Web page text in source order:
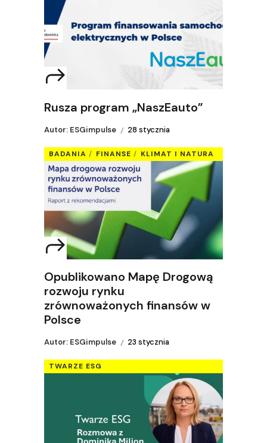
Rusza program „NaszEauto”
Autor: ESGimpulse 28 stycznia
BADANIA FINANSE KLIMAT I NATURA
Opublikowano Mapę Drogową
rozwoju rynku
zrównoważonych finansów w
Polsce
Autor: ESGimpulse 23 stycznia
TWARZE ESG